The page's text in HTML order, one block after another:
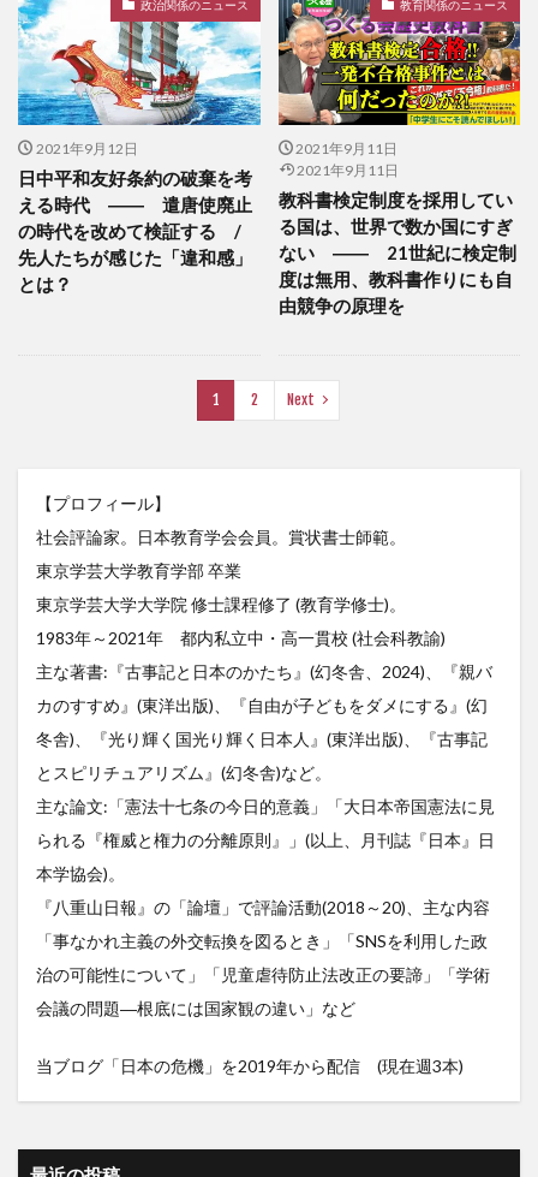
政治関係のニュース
2021年9月12日
日中平和友好条約の破棄を考
える時代 ―― 遣唐使廃止
の時代を改めて検証する /
先人たちが感じた「違和感」
とは？
教育関係のニュース
2021年9月11日
2021年9月11日
教科書検定制度を採用してい
る国は、世界で数か国にすぎ
ない ―― 21世紀に検定制
度は無用、教科書作りにも自
由競争の原理を
1 2 Next
【プロフィール】
社会評論家。日本教育学会会員。賞状書士師範。
東京学芸大学教育学部 卒業
東京学芸大学大学院 修士課程修了 (教育学修士)。
1983年～2021年 都内私立中・高一貫校 (社会科教諭)
主な著書:『古事記と日本のかたち』(幻冬舎、2024)、『親バ
カのすすめ』(東洋出版)、『自由が子どもをダメにする』(幻
冬舎)、『光り輝く国光り輝く日本人』(東洋出版)、『古事記
とスピリチュアリズム』(幻冬舎)など。
主な論文:「憲法十七条の今日的意義」「大日本帝国憲法に見
られる『権威と権力の分離原則』」(以上、月刊誌『日本』日
本学協会)。
『八重山日報』の「論壇」で評論活動(2018～20)、主な内容
「事なかれ主義の外交転換を図るとき」「SNSを利用した政
治の可能性について」「児童虐待防止法改正の要諦」「学術
会議の問題―根底には国家観の違い」など
当ブログ「日本の危機」を2019年から配信 (現在週3本)